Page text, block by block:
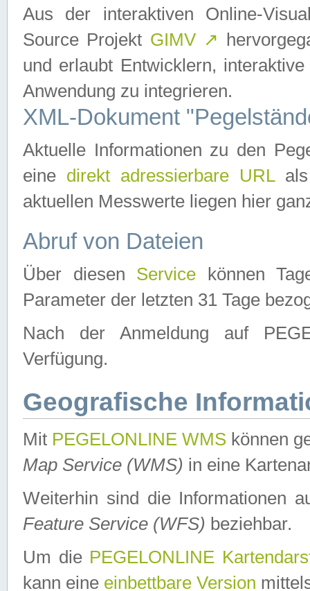
Aus der interaktiven Online-
Source Projekt GIMV ↗
und erlaubt Entwicklern,
Anwendung zu integrieren.
XML-Dokument
Aktuelle Informationen zu den
eine direkt adressierbare URLals
aktuellen Messwerte liegen hier
Abruf von Dateien
Über diesen Service können
Parameter der letzten 31 Tage
Nach der Anmeldung auf
Verfügung.
Geografische
Mit PEGELONLINE WMS können
Map Service (WMS) in eine
Weiterhin sind die Informationen
Feature Service (WFS) beziehbar.
Um die PEGELONLINE
kann eine einbettbare Version